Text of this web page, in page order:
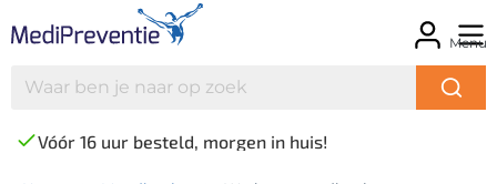
Menu
Vóór 16 uur besteld, morgen in huis!